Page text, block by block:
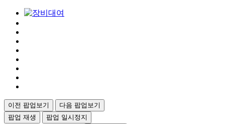
이전 팝업보기
다음 팝업보기
팝업 재생
팝업 일시정지